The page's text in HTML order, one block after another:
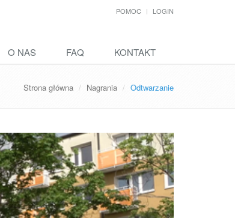
POMOC LOGIN
O NAS FAQ KONTAKT
Strona główna Nagrania Odtwarzanie